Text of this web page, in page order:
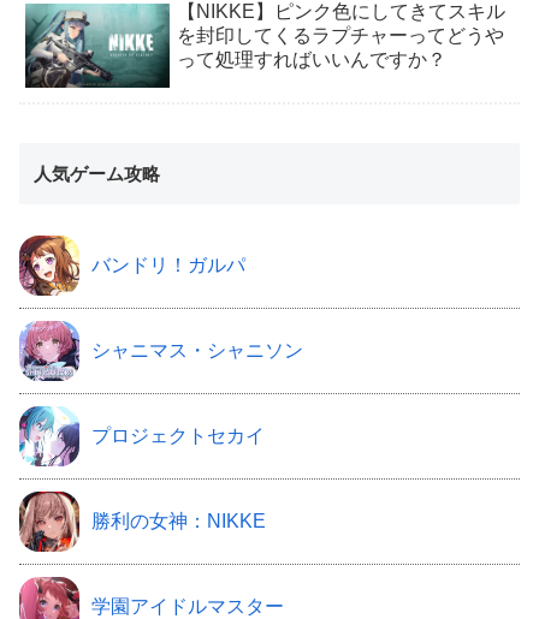
【NIKKE】ピンク色にしてきてスキル
を封印してくるラプチャーってどうや
って処理すればいいんですか？
人気ゲーム攻略
バンドリ！ガルパ
シャニマス・シャニソン
プロジェクトセカイ
勝利の女神：NIKKE
学園アイドルマスター